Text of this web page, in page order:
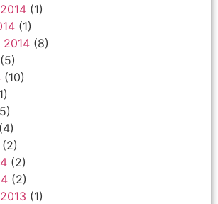
(1)
(1)
2014 (8)
(5)
(10)
(4)
(2)
(2)
(2)
(1)